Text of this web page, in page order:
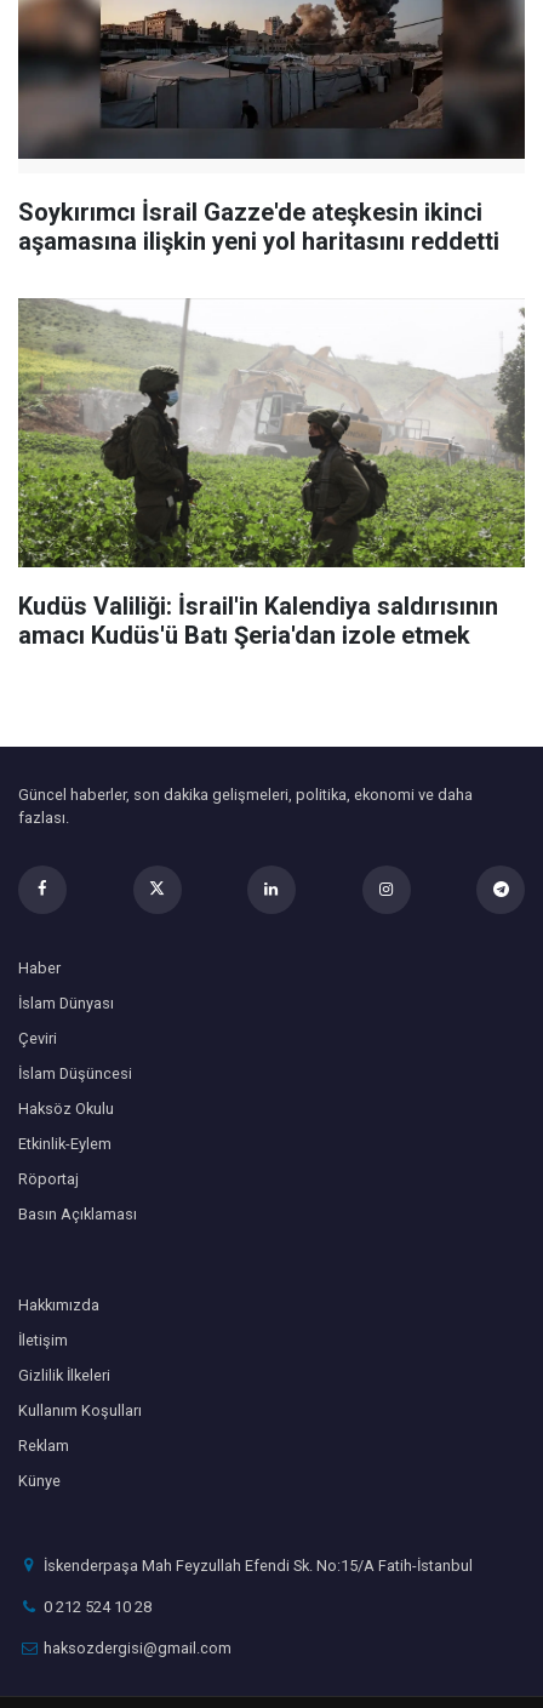
Soykırımcı İsrail Gazze'de ateşkesin ikinci
aşamasına ilişkin yeni yol haritasını reddetti
Kudüs Valiliği: İsrail'in Kalendiya saldırısının
amacı Kudüs'ü Batı Şeria'dan izole etmek
Güncel haberler, son dakika gelişmeleri, politika, ekonomi ve daha
fazlası.
Haber
İslam Dünyası
Çeviri
İslam Düşüncesi
Haksöz Okulu
Etkinlik-Eylem
Röportaj
Basın Açıklaması
Hakkımızda
İletişim
Gizlilik İlkeleri
Kullanım Koşulları
Reklam
Künye
İskenderpaşa Mah Feyzullah Efendi Sk. No:15/A Fatih-İstanbul
0 212 524 10 28
haksozdergisi@gmail.com